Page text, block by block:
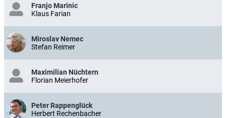
Franjo Marinic
Klaus Farian
Miroslav Nemec
Stefan Reimer
Maximilian Nüchtern
Florian Meierhofer
Peter Rappenglück
Herbert Rechenbacher